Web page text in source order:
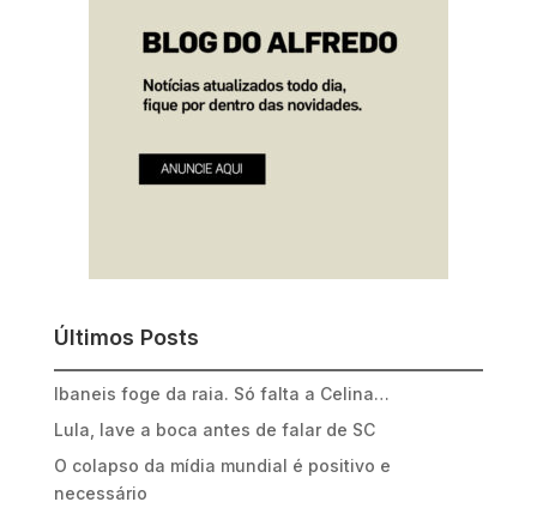
Últimos Posts
Ibaneis foge da raia. Só falta a Celina…
Lula, lave a boca antes de falar de SC
O colapso da mídia mundial é positivo e
necessário